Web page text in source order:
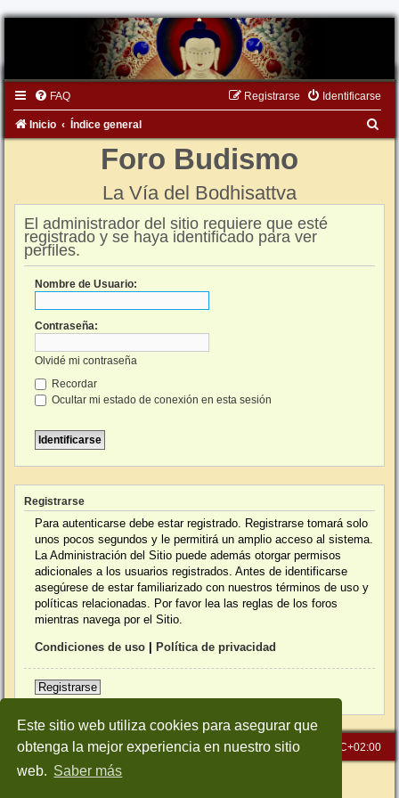
Este sitio web utiliza cookies para asegurar que
obtenga la mejor experiencia en nuestro sitio
web. Saber más
FAQ Identificarse
Registrarse
Inicio Índice general
Foro Budismo
La Vía del Bodhisattva
El administrador del sitio requiere que esté
registrado y se haya identificado para ver
perfiles.
Nombre de Usuario:
Contraseña:
Olvidé mi contraseña
Recordar
Ocultar mi estado de conexión en esta sesión
Registrarse
Para autenticarse debe estar registrado. Registrarse tomará solo
unos pocos segundos y le permitirá un amplio acceso al sistema.
La Administración del Sitio puede además otorgar permisos
adicionales a los usuarios registrados. Antes de identificarse
asegúrese de estar familiarizado con nuestros términos de uso y
políticas relacionadas. Por favor lea las reglas de los foros
mientras navega por el Sitio.
Condiciones de uso Política de privacidad
Registrarse
Inicio Índice general Todos los horarios son UTC+02:00
Desarrollado porphpBB